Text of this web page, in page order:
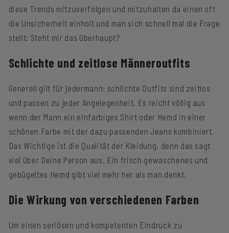
diese Trends mitzuverfolgen und mitzuhalten da einen oft
die Unsicherheit einholt und man sich schnell mal die Frage
stellt: Steht mir das überhaupt?
Schlichte und zeitlose Männeroutfits
Generell gilt für jedermann: schlichte Outfits sind zeitlos
und passen zu jeder Angelegenheit. Es reicht völlig aus
wenn der Mann ein einfarbiges Shirt oder Hemd in einer
schönen Farbe mit der dazu passenden Jeans kombiniert.
Das Wichtige ist die Qualität der Kleidung, denn das sagt
viel über Deine Person aus. Ein frisch gewaschenes und
gebügeltes Hemd gibt viel mehr her als man denkt.
Die Wirkung von verschiedenen Farben
Um einen seriösen und kompetenten Eindruck zu